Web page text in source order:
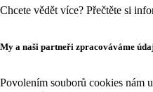
Chcete vědět více? Přečtěte si
My a naši partneři zpracováváme
Povolením souborů cookies nám